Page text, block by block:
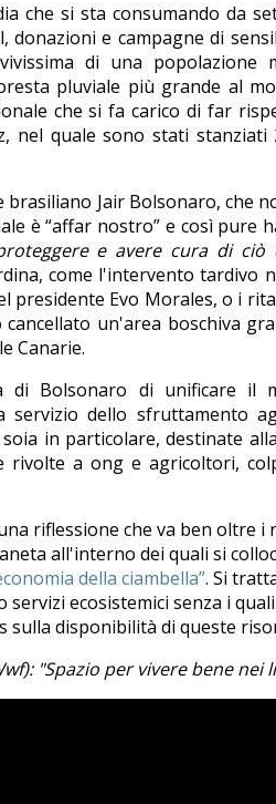
che si sta consumando da
e campagne di
di una popolazione
pluviale più grande al
che si fa carico di far
nel quale sono stati
Jair Bolsonaro, che
è “affar nostro” e così pure
e avere cura di ciò
come l'intervento tardivo
presidente Evo Morales, o i
un'area boschiva
Canarie.
Bolsonaro di unificare il
dello sfruttamento
in particolare, destinate
a ong e agricoltori,
riflessione che va ben oltre i
all'interno dei quali si
della ciambella”. Si
ecosistemici senza i
sulla disponibilità di queste
"Spazio per vivere bene nei